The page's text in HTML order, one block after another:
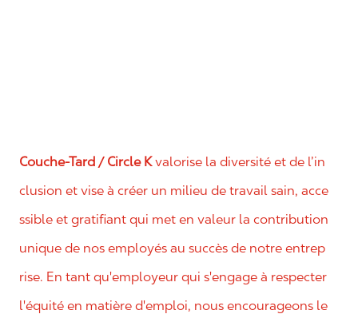
Couche-Tard / Circle Kvalorise la diversité et de l’in
clusion et vise à créer un milieu de travail sain, acce
ssible et gratifiant qui met en valeur la contribution
unique de nos employés au succès de notre entrep
rise. En tant qu'employeur qui s'engage à respecter
l'équité en matière d'emploi, nous encourageons le